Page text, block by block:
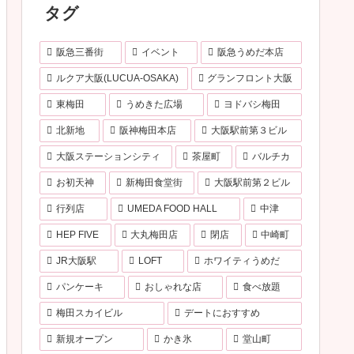
タグ
阪急三番街 イベント 阪急うめだ本店
ルクア大阪(LUCUA-OSAKA) グランフロント大阪
東梅田 うめきた広場 ヨドバシ梅田
北新地 阪神梅田本店 大阪駅前第３ビル
大阪ステーションシティ 茶屋町 バルチカ
お初天神 新梅田食堂街 大阪駅前第２ビル
行列店 UMEDA FOOD HALL 中津
HEP FIVE 大丸梅田店 閉店 中崎町
JR大阪駅 LOFT ホワイティうめだ
パンケーキ おしゃれな店 食べ放題
梅田スカイビル デートにおすすめ
新規オープン かき氷 堂山町